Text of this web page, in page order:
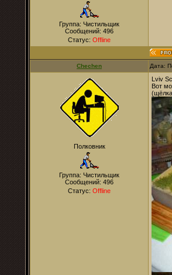
Группа: Чистильщик
Сообщений: 496
Статус: Offline
Chechen Дата:
Полковник
Группа: Чистильщик
Сообщений: 496
Статус: Offline
Lviv
Вот